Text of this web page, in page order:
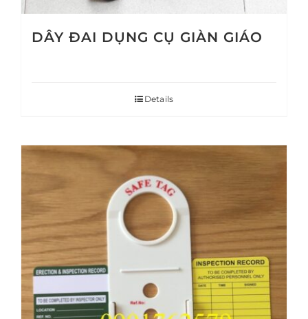
DÂY ĐAI DỤNG CỤ GIÀN GIÁO
Details